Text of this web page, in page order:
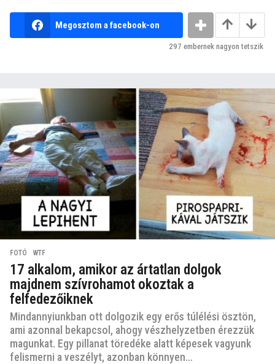
Megosztom a facebook-on
297 embernek nagyon tetszik
FOTÓ ,WTF
17 alkalom, amikor az ártatlan dolgok
majdnem szívrohamot okoztak a
felfedezőiknek
Mindannyiunkban ott dolgozik egy erős túlélési ösztön,
ami azonnal bekapcsol, ahogy vészhelyzetben érezzük
magunkat. Egy pillanat töredéke alatt képesek vagyunk
felismerni a veszélyt, azonban könnyen...